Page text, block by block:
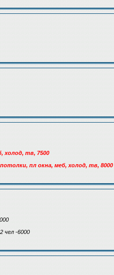
холод, тв, 7500
пл окна, меб, холод, тв, 8000
чел -6000